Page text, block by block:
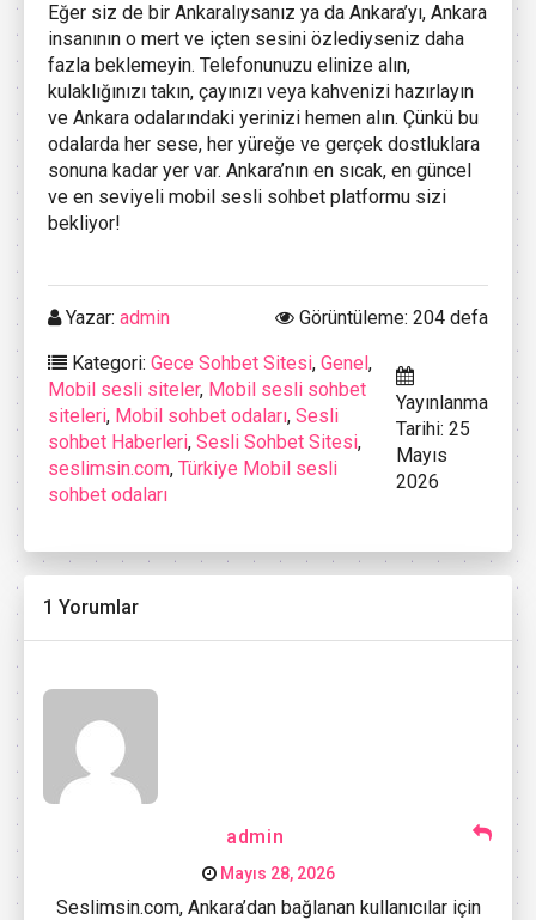
Eğer siz de bir Ankaralıysanız ya da Ankara’yı, Ankara
insanının o mert ve içten sesini özlediyseniz daha
fazla beklemeyin. Telefonunuzu elinize alın,
kulaklığınızı takın, çayınızı veya kahvenizi hazırlayın
ve Ankara odalarındaki yerinizi hemen alın. Çünkü bu
odalarda her sese, her yüreğe ve gerçek dostluklara
sonuna kadar yer var. Ankara’nın en sıcak, en güncel
ve en seviyeli mobil sesli sohbet platformu sizi
bekliyor!
Yazar: admin
Görüntüleme: 204 defa
Kategori: Gece Sohbet Sitesi, Genel,
Mobil sesli siteler, Mobil sesli sohbet
siteleri, Mobil sohbet odaları, Sesli
sohbet Haberleri, Sesli Sohbet Sitesi,
seslimsin.com, Türkiye Mobil sesli
sohbet odaları
Yayınlanma
Tarihi: 25
Mayıs
2026
1 Yorumlar
admin
Mayıs 28, 2026
Seslimsin.com, Ankara’dan bağlanan kullanıcılar için